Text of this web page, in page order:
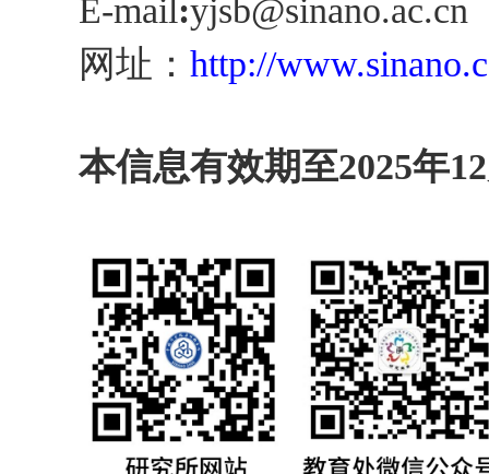
E-mail:yjsb@sinano.ac.cn
网址： http://
本信息有效期至2025年1